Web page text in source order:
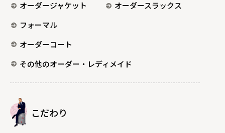
オーダージャケット
オーダースラックス
フォーマル
オーダーコート
その他のオーダー・レディメイド
こだわり